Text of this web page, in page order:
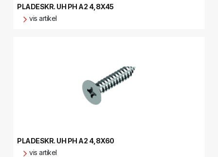
PLADESKR. UH PH A2 4,8X45
vis artikel
PLADESKR. UH PH A2 4,8X60
vis artikel